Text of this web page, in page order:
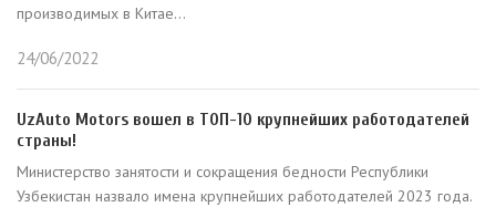
производимых в Китае...
24/06/2022
UzAuto Motors вошел в ТОП-10 крупнейших работодателей
страны!
Министерство занятости и сокращения бедности Республики
Узбекистан назвало имена крупнейших работодателей 2023 года.